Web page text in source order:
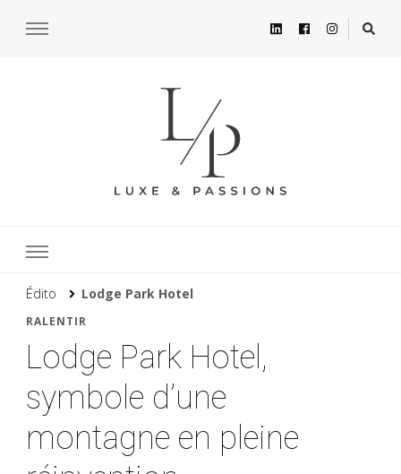
Édito Lodge Park Hotel
RALENTIR
Lodge Park Hotel,
symbole d’une
montagne en pleine